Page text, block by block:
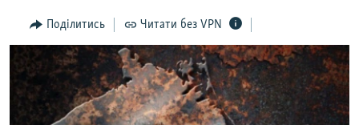
навігації
Перейти
пошуку
БЛОГИ
ПОГЛЯД
ІНТЕРВ'Ю
ВСЕ ЗА ДЕНЬ
Поділитись Читати без VPN